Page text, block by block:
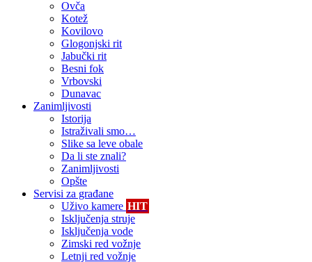
Ovča
Kotež
Kovilovo
Glogonjski rit
Jabučki rit
Besni fok
Vrbovski
Dunavac
Zanimljivosti
Istorija
Istraživali smo…
Slike sa leve obale
Da li ste znali?
Zanimljivosti
Opšte
Servisi za građane
Uživo kamere HIT
Isključenja struje
Isključenja vode
Zimski red vožnje
Letnji red vožnje